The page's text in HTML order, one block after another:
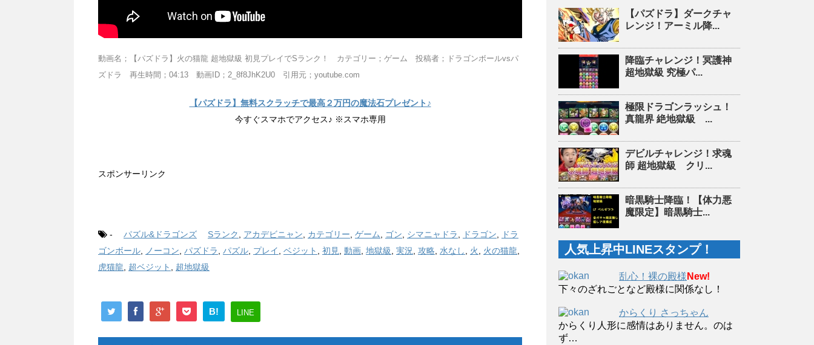
動画名；【パズドラ】火の猫龍 超地獄級 初見プレイでSランク！ カテゴリー；ゲーム 投稿者；ドラゴンボールvsパ
ズドラ 再生時間；04:13 動画ID；2_8f8JhK2U0 引用元；youtube.com
【パズドラ】無料スクラッチで最高２万円の魔法石プレゼント♪
今すぐスマホでアクセス♪ ※スマホ専用
スポンサーリンク
- パズル&ドラゴンズ Sランク アカデビニャン カテゴリー ゲーム ゴン シマニャドラ ドラゴン
ドラ
ゴンボール
ノーコン パズドラ パズル プレイ ベジット 初見 動画 地獄級 実況 攻略 水なし 火 火の猫龍
虎猫龍
超ベジット 超地獄級
B! LINE
【パズドラ】ダークチャ
レンジ！アーミル降...
降臨チャレンジ！冥護神
超地獄級 究極パ...
極限ドラゴンラッシュ！
真龍界 絶地獄級 ...
デビルチャレンジ！求魂
師 超地獄級 クリ...
暗黒騎士降臨！【体力悪
魔限定】暗黒騎士...
人気上昇中LINEスタンプ！
乱心！裸の殿様 New!
下々のざれごとなど殿様に関係なし！
からくり さっちゃん
からくり人形に感情はありません。のは
ず…